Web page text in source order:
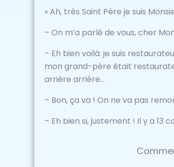
« Ah, très Saint Père je suis
– On m’a parlé de vous, cher
– Eh bien voilà: je suis
mon grand-père était
arrière arrière…
– Bon, ça va ! On ne va pas
– Eh bien si, justement ! Il y a 13